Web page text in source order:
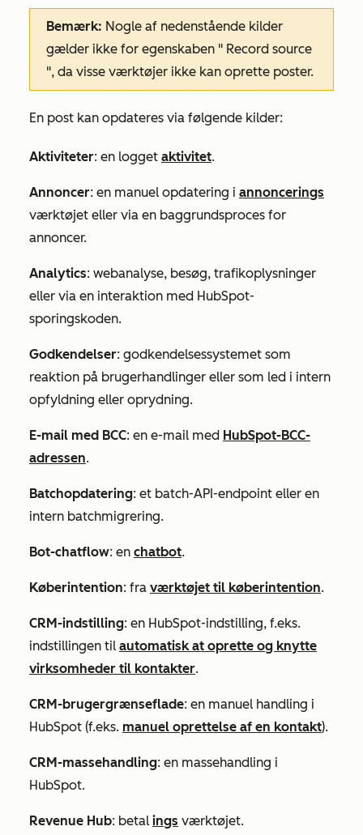
Bemærk: Nogle af nedenstående kilder
gælder ikke for egenskaben " Record source
", da visse værktøjer ikke kan oprette poster.
En post kan opdateres via følgende kilder:
Aktiviteter: en logget aktivitet.
Annoncer: en manuel opdatering i annoncerings
værktøjet eller via en baggrundsproces for
annoncer.
Analytics: webanalyse, besøg, trafikoplysninger
eller via en interaktion med HubSpot-
sporingskoden.
Godkendelser: godkendelsessystemet som
reaktion på brugerhandlinger eller som led i intern
opfyldning eller oprydning.
E-mail med BCC: en e-mail med HubSpot-BCC-
adressen.
Batchopdatering: et batch-API-endpoint eller en
intern batchmigrering.
Bot-chatflow: en chatbot.
Køberintention: fra værktøjet til køberintention.
CRM-indstilling: en HubSpot-indstilling, f.eks.
indstillingen til automatisk at oprette og knytte
virksomheder til kontakter.
CRM-brugergrænseflade: en manuel handling i
HubSpot (f.eks. manuel oprettelse af en kontakt).
CRM-massehandling: en massehandling i
HubSpot.
Revenue Hub: betal ings værktøjet.